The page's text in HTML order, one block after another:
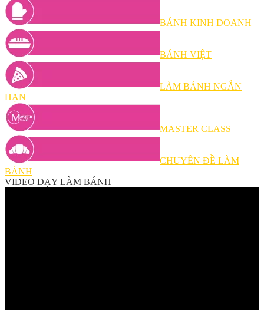
BÁNH KINH DOANH
BÁNH VIỆT
LÀM BÁNH NGẮN
HẠN
MASTER CLASS
CHUYÊN ĐỀ LÀM
BÁNH
VIDEO DẠY LÀM BÁNH